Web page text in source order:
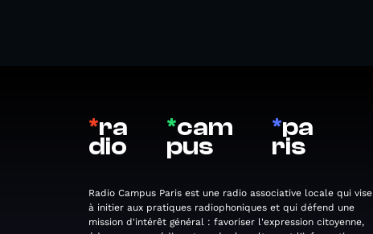
*ra
dio
*cam
pus
*pa
ris
Radio Campus Paris est une radio associative locale qui vise
à initier aux pratiques radiophoniques et qui défend une
mission d'intérêt général : favoriser l'expression citoyenne,